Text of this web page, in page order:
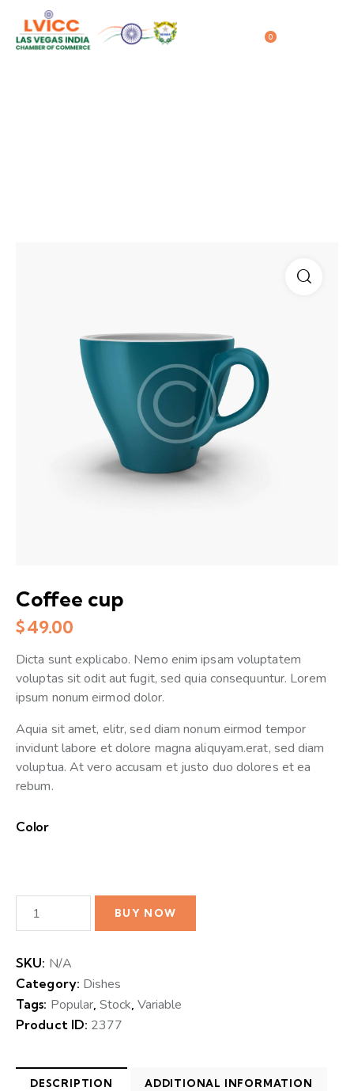
0
Coffee cup
$49.00
Dicta sunt explicabo. Nemo enim ipsam voluptatem
voluptas sit odit aut fugit, sed quia consequuntur. Lorem
ipsum nonum eirmod dolor.
Aquia sit amet, elitr, sed diam nonum eirmod tempor
invidunt labore et dolore magna aliquyam.erat, sed diam
voluptua. At vero accusam et justo duo dolores et ea
rebum.
Color
BUY NOW
SKU: N/A
Category: Dishes
Tags: Popular, Stock,Variable
Product ID: 2377
DESCRIPTION ADDITIONAL INFORMATION